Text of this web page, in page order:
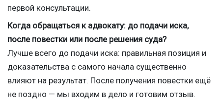
первой консультации.
Когда обращаться к адвокату: до подачи иска,
после повестки или после решения суда?
Лучше всего до подачи иска: правильная позиция и
доказательства с самого начала существенно
влияют на результат. После получения повестки ещё
не поздно — мы входим в дело и готовим отзыв.